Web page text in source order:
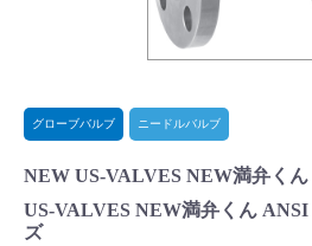
よくあるご質問(FAQ)・用語集
Cv値・流量計算ツール
グローブバルブ ニードルバルブ
NEW US-VALVES NEW満弁くん
US-VALVES NEW満弁くん
ズ